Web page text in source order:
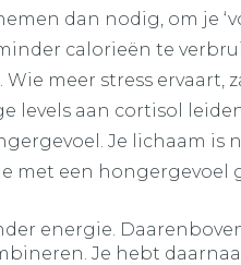
dan nodig, om je
calorieën te
meer stress ervaart,
levels aan cortisol
Je lichaam is
met een hongergevoel
energie.
Je hebt